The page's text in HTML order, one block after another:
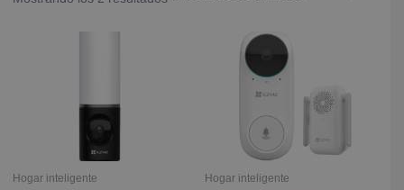
Hogar inteligente Hogar inteligente